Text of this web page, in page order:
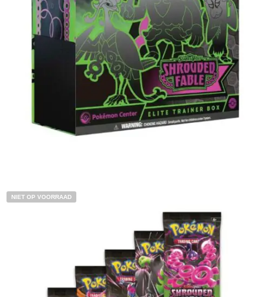
€59.95 €52.95
NIET OP VOORRAAD